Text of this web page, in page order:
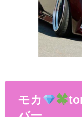
モカ